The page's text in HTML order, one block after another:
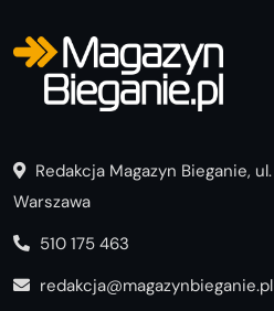
Redakcja Magazyn Bieganie,
Warszawa
510 175 463
redakcja@magazynbieganie.pl